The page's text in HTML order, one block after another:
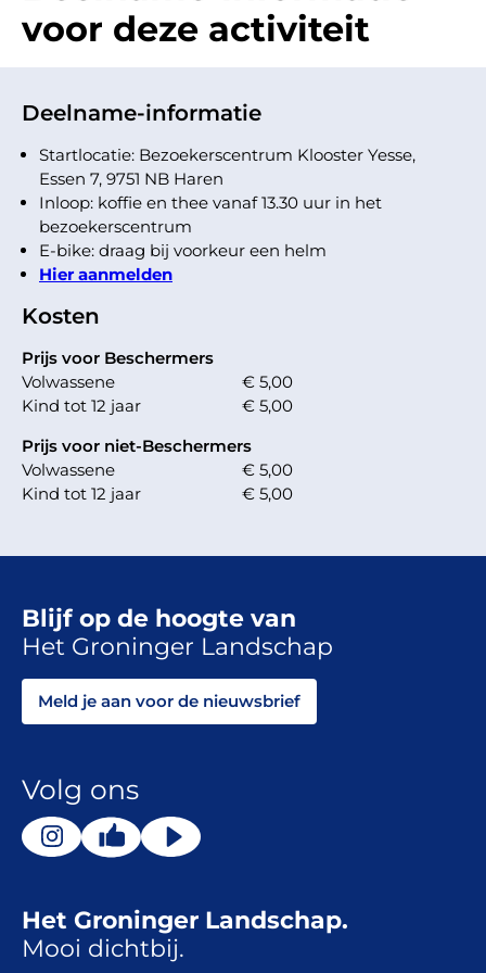
voor deze activiteit
Deelname-informatie
Startlocatie: Bezoekerscentrum Klooster Yesse,
Essen 7, 9751 NB Haren
Inloop: koffie en thee vanaf 13.30 uur in het
bezoekerscentrum
E-bike: draag bij voorkeur een helm
Hier aanmelden
Kosten
Prijs voor Beschermers
Volwassene
€ 5,00
Kind tot 12 jaar
€ 5,00
Prijs voor niet-Beschermers
Volwassene
€ 5,00
Kind tot 12 jaar
€ 5,00
Het Groninger Landschap.
Mooi dichtbij.
Blijf op de hoogte van
Het Groninger Landschap
Meld je aan voor de nieuwsbrief
Volg ons